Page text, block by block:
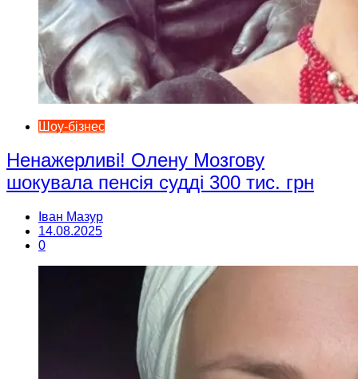
Шоу-бізнес
Ненажерливі! Олену Мозгову
шокувала пенсія судді 300 тис. грн
Іван Мазур
14.08.2025
0